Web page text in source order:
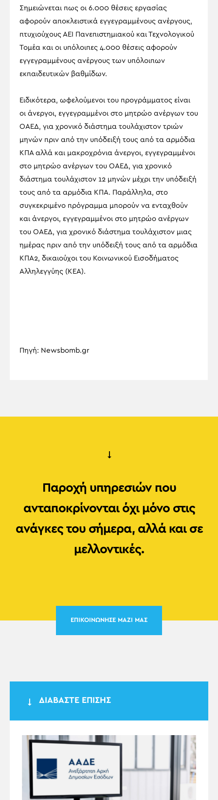
Σημειώνεται πως οι 6.000 θέσεις εργασίας
αφορούν αποκλειστικά εγγεγραμμένους ανέργους,
πτυχιούχους ΑΕΙ Πανεπιστημιακού και Τεχνολογικού
Τομέα και οι υπόλοιπες 4.000 θέσεις αφορούν
εγγεγραμμένους ανέργους των υπόλοιπων
εκπαιδευτικών βαθμίδων.
Ειδικότερα, ωφελούμενοι του προγράμματος είναι
οι άνεργοι, εγγεγραμμένοι στο μητρώο ανέργων του
ΟΑΕΔ, για χρονικό διάστημα τουλάχιστον τριών
μηνών πριν από την υπόδειξή τους από τα αρμόδια
ΚΠΑ αλλά και μακροχρόνια άνεργοι, εγγεγραμμένοι
στο μητρώο ανέργων του ΟΑΕΔ, για χρονικό
διάστημα τουλάχιστον 12 μηνών μέχρι την υπόδειξή
τους από τα αρμόδια ΚΠΑ. Παράλληλα, στο
συγκεκριμένο πρόγραμμα μπορούν να ενταχθούν
και άνεργοι, εγγεγραμμένοι στο μητρώο ανέργων
του ΟΑΕΔ, για χρονικό διάστημα τουλάχιστον μιας
ημέρας πριν από την υπόδειξή τους από τα αρμόδια
ΚΠΑ2, δικαιούχοι του Κοινωνικού Εισοδήματος
Αλληλεγγύης (ΚΕΑ).
Πηγή: Newsbomb.gr
Παροχή υπηρεσιών που
ανταποκρίνονται όχι μόνο στις
ανάγκες του σήμερα, αλλά και σε
μελλοντικές.
ΕΠΙΚΟΙΝΩΝΗΣΕ ΜΑΖΙ ΜΑΣ
ΔΙΑΒΑΣΤΕ ΕΠΙΣΗΣ